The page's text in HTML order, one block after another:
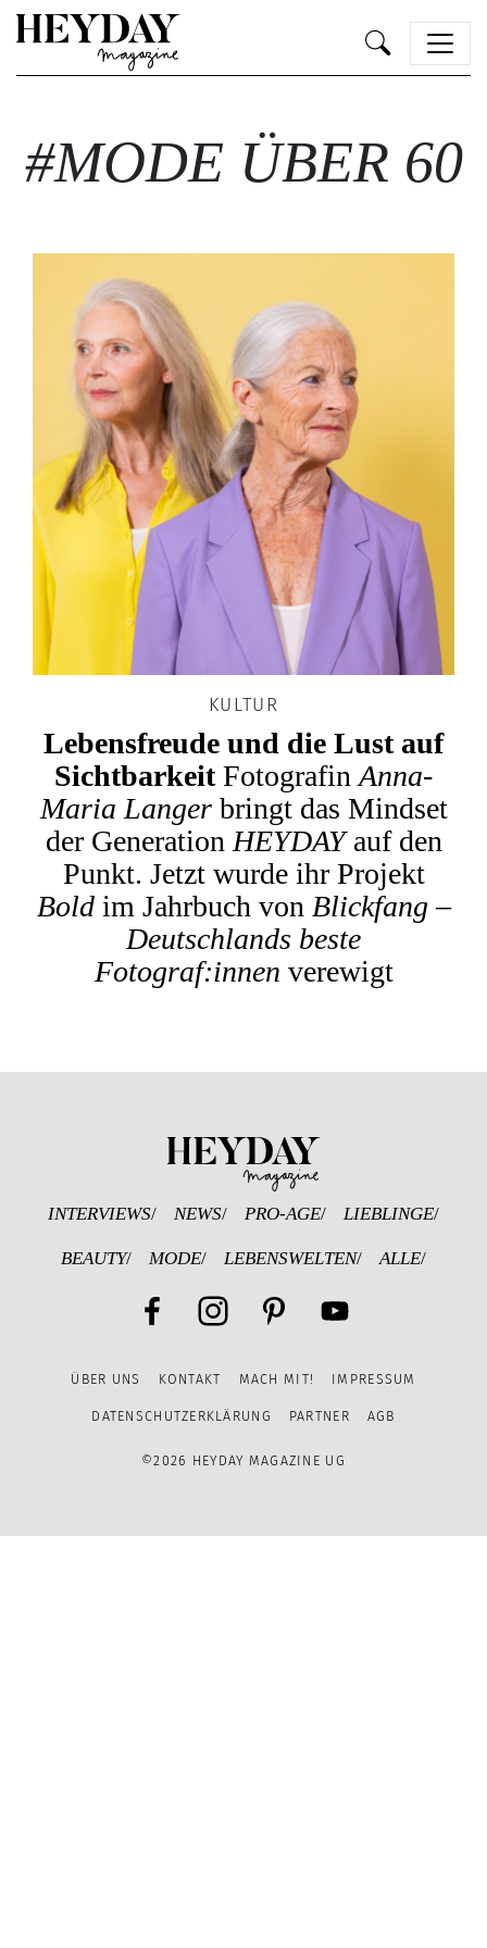
#MODE ÜBER 60
KULTUR
Lebensfreude und die Lust auf
SichtbarkeitFotografin Anna-
Maria Langerbringt das Mindset
der Generation HEYDAYauf den
Punkt. Jetzt wurde ihr Projekt
Boldim Jahrbuch von Blickfang –
Deutschlands beste
Fotograf:innen verewigt
INTERVIEWS NEWS PRO-AGE LIEBLINGE
BEAUTY MODE LEBENSWELTEN ALLE
Channel
ÜBER UNS KONTAKT MACH MIT! IMPRESSUM
DATENSCHUTZERKLÄRUNG PARTNER AGB
©2026 HEYDAY MAGAZINE UG